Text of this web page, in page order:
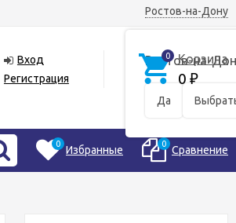
Ростов-на-Дону
Ростов-на-
Да
Вход
Регистрация
0 Корзина
0 ₽
0 Избранные 0 Сравнение